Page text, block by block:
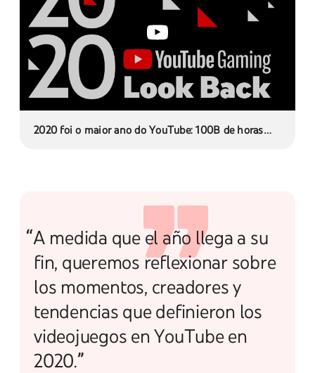
2020 foi o maior ano do YouTube: 100B de horas
“A medida que el año llega a su
fin, queremos reflexionar sobre
los momentos, creadores y
tendencias que definieron los
videojuegos en YouTube en
2020.”